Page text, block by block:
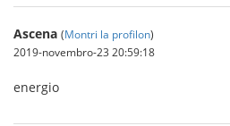
Ascena (Montri la profilon)
2019-novembro-23 20:59:18
energio